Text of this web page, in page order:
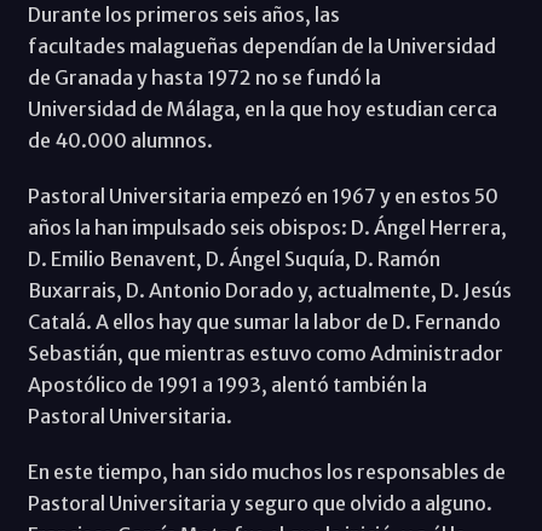
Durante los primeros seis años, las
facultades malagueñas dependían de la Universidad
de Granada y hasta 1972 no se fundó la
Universidad de Málaga, en la que hoy estudian cerca
de 40.000 alumnos.
Pastoral Universitaria empezó en 1967 y en estos 50
años la han impulsado seis obispos: D. Ángel Herrera,
D. Emilio Benavent, D. Ángel Suquía, D. Ramón
Buxarrais, D. Antonio Dorado y, actualmente, D. Jesús
Catalá. A ellos hay que sumar la labor de D. Fernando
Sebastián, que mientras estuvo como Administrador
Apostólico de 1991 a 1993, alentó también la
Pastoral Universitaria.
En este tiempo, han sido muchos los responsables de
Pastoral Universitaria y seguro que olvido a alguno.